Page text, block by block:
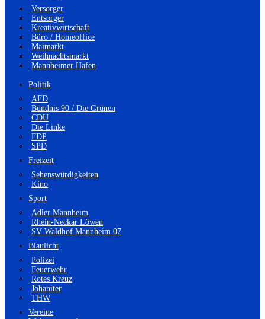
Versorger
Entsorger
Kreativwirtschaft
Büro / Homeoffice
Maimarkt
Weihnachtsmarkt
Mannheimer Hafen
Politik
AFD
Bündnis 90 / Die Grünen
CDU
Die Linke
FDP
SPD
Freizeit
Sehenswürdigkeiten
Kino
Sport
Adler Mannheim
Rhein-Neckar Löwen
SV Waldhof Mannheim 07
Blaulicht
Polizei
Feuerwehr
Rotes Kreuz
Johaniter
THW
Vereine